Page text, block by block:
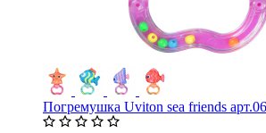
Погремушка Uviton sea friends